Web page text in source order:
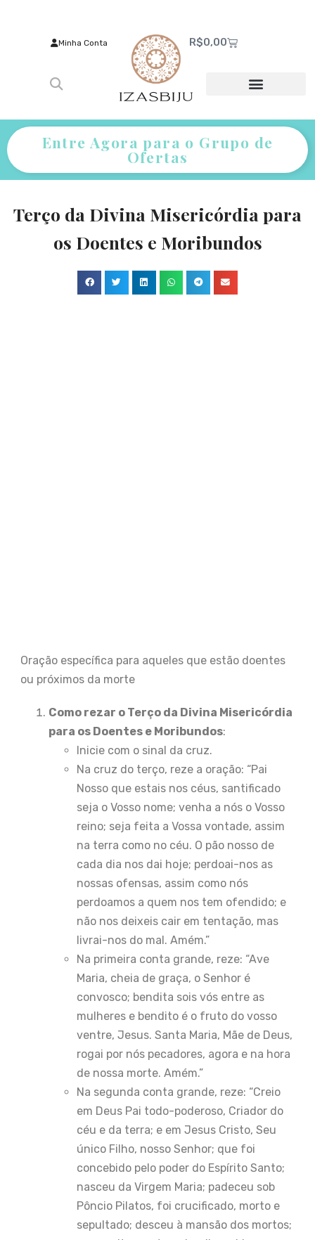
Minha Conta R$0,00
Entre Agora para o Grupo de
Ofertas
Terço da Divina Misericórdia para
os Doentes e Moribundos
Oração específica para aqueles que estão doentes
ou próximos da morte
Como rezar o Terço da Divina Misericórdia
para os Doentes e Moribundos:
Inicie com o sinal da cruz.
Na cruz do terço, reze a oração: “Pai
Nosso que estais nos céus, santificado
seja o Vosso nome; venha a nós o Vosso
reino; seja feita a Vossa vontade, assim
na terra como no céu. O pão nosso de
cada dia nos dai hoje; perdoai-nos as
nossas ofensas, assim como nós
perdoamos a quem nos tem ofendido; e
não nos deixeis cair em tentação, mas
livrai-nos do mal. Amém.”
Na primeira conta grande, reze: “Ave
Maria, cheia de graça, o Senhor é
convosco; bendita sois vós entre as
mulheres e bendito é o fruto do vosso
ventre, Jesus. Santa Maria, Mãe de Deus,
rogai por nós pecadores, agora e na hora
de nossa morte. Amém.”
Na segunda conta grande, reze: “Creio
em Deus Pai todo-poderoso, Criador do
céu e da terra; e em Jesus Cristo, Seu
único Filho, nosso Senhor; que foi
concebido pelo poder do Espírito Santo;
nasceu da Virgem Maria; padeceu sob
Pôncio Pilatos, foi crucificado, morto e
sepultado; desceu à mansão dos mortos;